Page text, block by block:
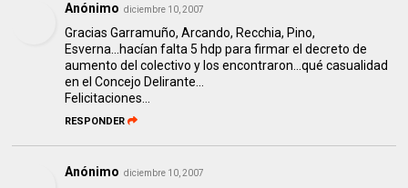
Anónimo diciembre 10, 2007
Gracias Garramuño, Arcando, Recchia, Pino,
Esverna...hacían falta 5 hdp para firmar el decreto de
aumento del colectivo y los encontraron...qué casualidad
en el Concejo Delirante...
Felicitaciones...
RESPONDER
Anónimo diciembre 10, 2007